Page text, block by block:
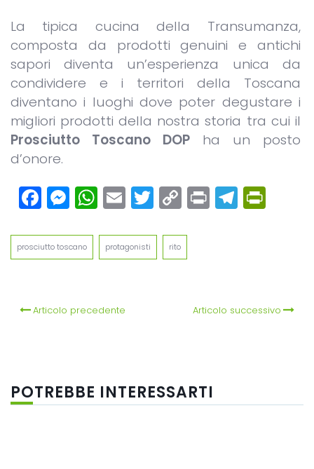
La tipica cucina della Transumanza,
composta da prodotti genuini e antichi
sapori diventa un’esperienza unica da
condividere e i territori della Toscana
diventano i luoghi dove poter degustare i
migliori prodotti della nostra storia tra cui il
Prosciutto Toscano DOPha un posto
d’onore.
Facebook
Messenger
WhatsApp
EmailTwitter
Copy
Link
Print
prosciutto toscano protagonisti rito
Articolo precedente Articolo successivo
POTREBBE INTERESSARTI